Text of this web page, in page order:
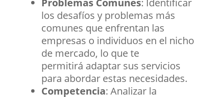
Problemas Comunes: Identificar
los desafíos y problemas más
comunes que enfrentan las
empresas o individuos en el nicho
de mercado, lo que te
permitirá adaptar sus servicios
para abordar estas necesidades.
Competencia: Analizar la